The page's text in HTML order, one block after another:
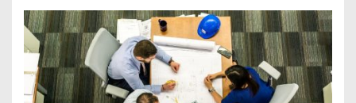
Na
klar!